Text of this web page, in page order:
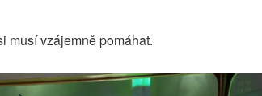
musí vzájemně pomáhat.